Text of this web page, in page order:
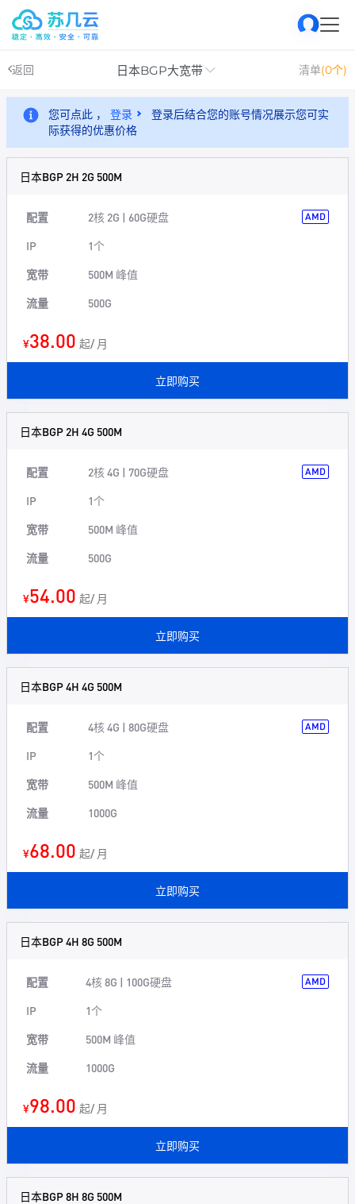
返回 日本BGP大宽带 清单(0个)
您可点此 ， 登录
登录后结合您的账号情况展示您可实
际获得的优惠价格
日本BGP 2H 2G 500M
配置 2核 2G | 60G硬盘 AMD
IP
1个
宽带
500M 峰值
流量
500G
¥38.00 起/ 月
立即购买
日本BGP 2H 4G 500M
配置 2核 4G | 70G硬盘 AMD
IP
1个
宽带
500M 峰值
流量
500G
¥54.00 起/ 月
立即购买
日本BGP 4H 4G 500M
配置 4核 4G | 80G硬盘 AMD
IP
1个
宽带
500M 峰值
流量
1000G
¥68.00 起/ 月
立即购买
日本BGP 4H 8G 500M
配置 4核 8G | 100G硬盘 AMD
IP
1个
宽带
500M 峰值
流量
1000G
¥98.00 起/ 月
立即购买
日本BGP 8H 8G 500M